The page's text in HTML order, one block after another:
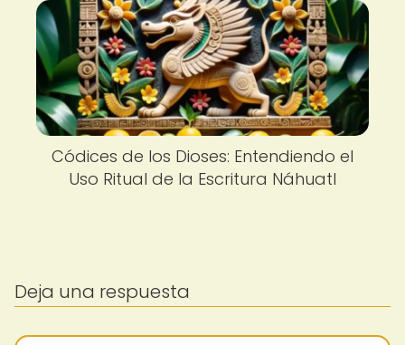
Códices de los Dioses: Entendiendo el
Uso Ritual de la Escritura Náhuatl
Deja una respuesta